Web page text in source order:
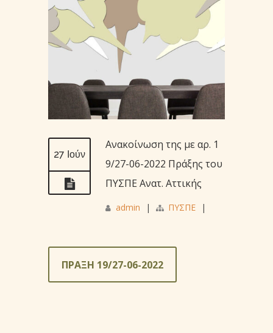
27 Ιούν
Ανακοίνωση της με αρ. 1
9/27-06-2022 Πράξης του
ΠΥΣΠΕ Ανατ. Αττικής
admin | ΠΥΣΠΕ |
ΠΡΑΞΗ 19/27-06-2022